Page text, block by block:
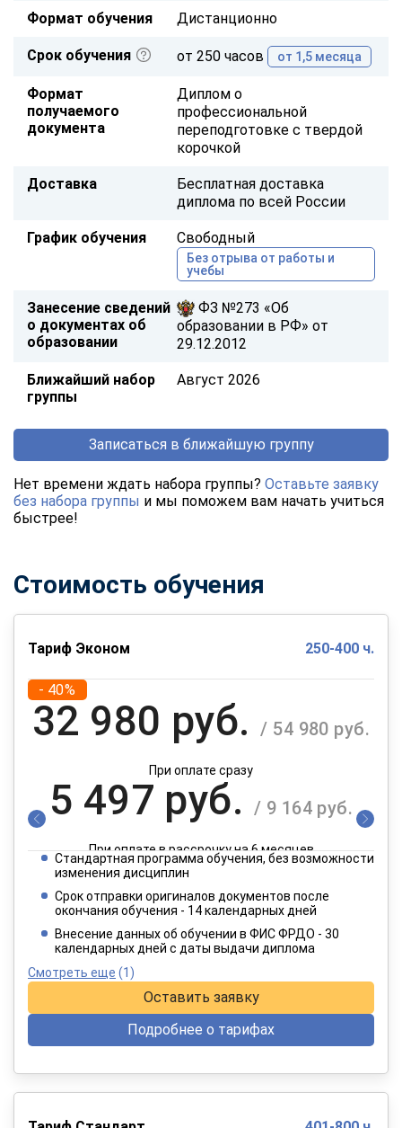
Формат обучения Дистанционно
Срок обучения от 250 часов от 1,5 месяца
Формат
получаемого
документа
Диплом о
профессиональной
переподготовке с твердой
корочкой
Доставка
Бесплатная доставка
диплома по всей России
График обучения Свободный
Без отрыва от работы и
учебы
Занесение сведений
о документах об
образовании
ФЗ №273 «Об
образовании в РФ» от
29.12.2012
Ближайший набор
группы
Август 2026
Записаться в ближайшую группу
Нет времени ждать набора группы? Оставьте заявку
без набора группы и мы поможем вам начать учиться
быстрее!
Стоимость обучения
Тариф Эконом 250-400 ч.
- 40%
32 980 руб. / 54 980 руб.
При оплате сразу
5 497 руб. / 9 164 руб.
При оплате в рассрочку на 6 месяцев
2 749 руб.
При оплате в рассрочку на 12 месяцев
Стандартная программа обучения, без возможности
изменения дисциплин
Срок отправки оригиналов документов после
окончания обучения - 14 календарных дней
Внесение данных об обучении в ФИС ФРДО - 30
календарных дней с даты выдачи диплома
Смотреть еще (1)
Оставить заявку
Подробнее о тарифах